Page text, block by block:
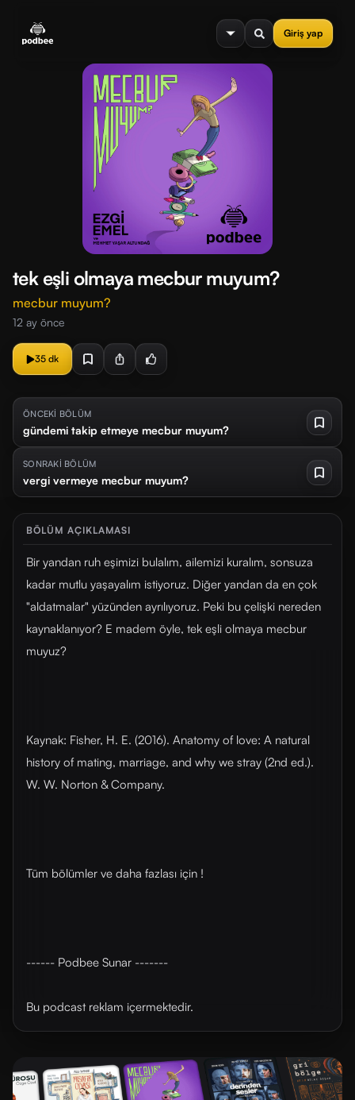
Giriş yap
menu
tek eşli olmaya mecbur muyum?
mecbur muyum?
12 ay önce
35 dk
ÖNCEKİ BÖLÜM
gündemi takip etmeye mecbur muyum?
SONRAKİ BÖLÜM
vergi vermeye mecbur muyum?
BÖLÜM AÇIKLAMASI
Bir yandan ruh eşimizi bulalım, ailemizi kuralım, sonsuza
kadar mutlu yaşayalım istiyoruz. Diğer yandan da en çok
"aldatmalar" yüzünden ayrılıyoruz. Peki bu çelişki nereden
kaynaklanıyor? E madem öyle, tek eşli olmaya mecbur
muyuz?
Kaynak: Fisher, H. E. (2016). Anatomy of love: A natural
history of mating, marriage, and why we stray (2nd ed.).
W. W. Norton & Company.
Tüm bölümler ve daha fazlası için !
------ Podbee Sunar -------
Bu podcast reklam içermektedir.